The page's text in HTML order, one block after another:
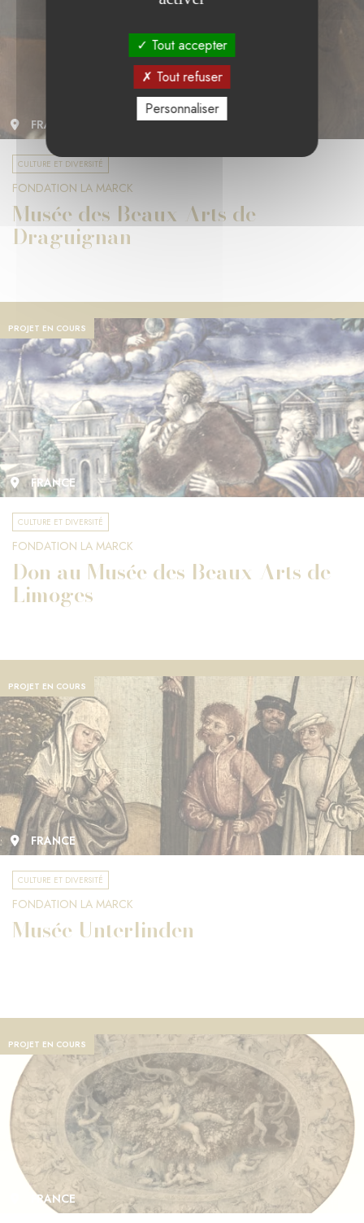
FRANCE
CULTURE ET DIVERSITÉ
FONDATION LA MARCK
Musée des Beaux-Arts de
Draguignan
PROJET EN COURS
FRANCE
CULTURE ET DIVERSITÉ
FONDATION LA MARCK
Don au Musée des Beaux-Arts de
Limoges
PROJET EN COURS
FRANCE
CULTURE ET DIVERSITÉ
FONDATION LA MARCK
Musée Unterlinden
PROJET EN COURS
FRANCE
Tout accepter
Tout refuser
Personnaliser